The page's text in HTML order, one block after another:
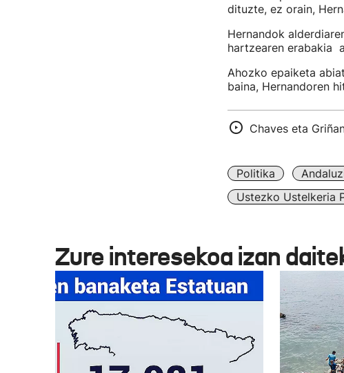
dituzte, ez orain,
Hernandok
hartzearen erabakia
Ahozko epaiketa
baina, Hernandoren
Chaves eta
Politika
Ustezko Ustelkeria
Zure interesekoa izan